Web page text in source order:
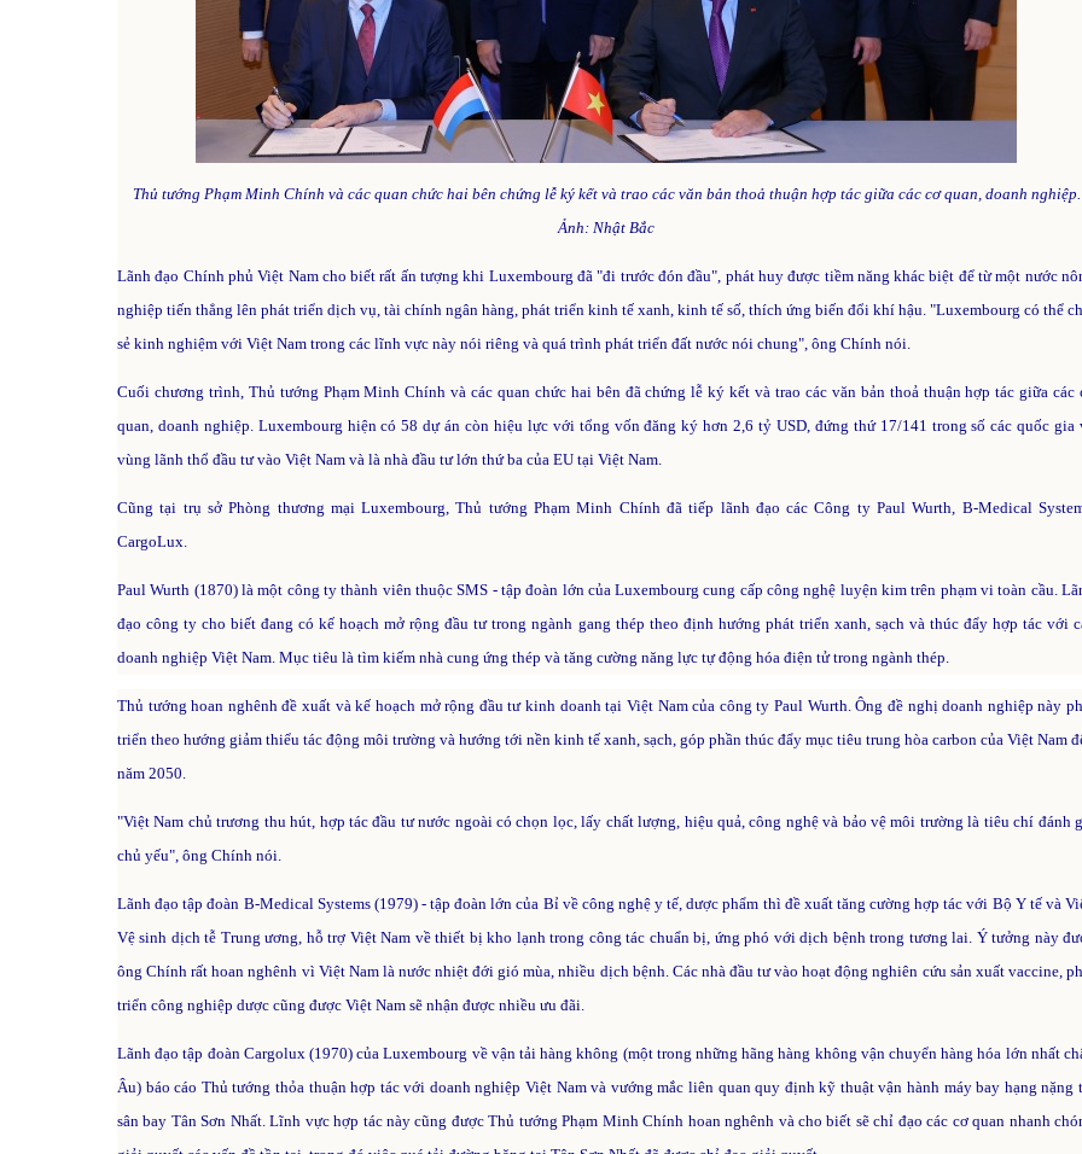
Thủ tướng Phạm Minh Chính và các quan chức hai bên chứng lễ ký kết và trao các văn bản thoả thuận hợp tác giữa các cơ quan, doanh nghiệp.
Ảnh: Nhật Bắc
Lãnh đạo Chính phủ Việt Nam cho biết rất ấn tượng khi Luxembourg đã "đi trước đón đầu", phát huy được tiềm năng khác biệt để từ một nước
nghiệp tiến thẳng lên phát triển dịch vụ, tài chính ngân hàng, phát triển kinh tế xanh, kinh tế số, thích ứng biến đổi khí hậu. "Luxembourg có thể
sẻ kinh nghiệm với Việt Nam trong các lĩnh vực này nói riêng và quá trình phát triển đất nước nói chung", ông Chính nói.
Cuối chương trình, Thủ tướng Phạm Minh Chính và các quan chức hai bên đã chứng lễ ký kết và trao các văn bản thoả thuận hợp tác giữa các
quan, doanh nghiệp. Luxembourg hiện có 58 dự án còn hiệu lực với tổng vốn đăng ký hơn 2,6 tỷ USD, đứng thứ 17/141 trong số các quốc gia
vùng lãnh thổ đầu tư vào Việt Nam và là nhà đầu tư lớn thứ ba của EU tại Việt Nam.
Cũng tại trụ sở Phòng thương mại Luxembourg, Thủ tướng Phạm Minh Chính đã tiếp lãnh đạo các Công ty Paul Wurth, B-Medical
CargoLux.
Paul Wurth (1870) là một công ty thành viên thuộc SMS - tập đoàn lớn của Luxembourg cung cấp công nghệ luyện kim trên phạm vi toàn cầu.
đạo công ty cho biết đang có kế hoạch mở rộng đầu tư trong ngành gang thép theo định hướng phát triển xanh, sạch và thúc đẩy hợp tác với
doanh nghiệp Việt Nam. Mục tiêu là tìm kiếm nhà cung ứng thép và tăng cường năng lực tự động hóa điện tử trong ngành thép.
Thủ tướng hoan nghênh đề xuất và kế hoạch mở rộng đầu tư kinh doanh tại Việt Nam của công ty Paul Wurth. Ông đề nghị doanh nghiệp này
triển theo hướng giảm thiểu tác động môi trường và hướng tới nền kinh tế xanh, sạch, góp phần thúc đẩy mục tiêu trung hòa carbon của Việt Nam
năm 2050.
"Việt Nam chủ trương thu hút, hợp tác đầu tư nước ngoài có chọn lọc, lấy chất lượng, hiệu quả, công nghệ và bảo vệ môi trường là tiêu chí đánh
chủ yếu", ông Chính nói.
Lãnh đạo tập đoàn B-Medical Systems (1979) - tập đoàn lớn của Bỉ về công nghệ y tế, dược phẩm thì đề xuất tăng cường hợp tác với Bộ Y tế và
Vệ sinh dịch tễ Trung ương, hỗ trợ Việt Nam về thiết bị kho lạnh trong công tác chuẩn bị, ứng phó với dịch bệnh trong tương lai. Ý tưởng này
ông Chính rất hoan nghênh vì Việt Nam là nước nhiệt đới gió mùa, nhiều dịch bệnh. Các nhà đầu tư vào hoạt động nghiên cứu sản xuất vaccine,
triển công nghiệp dược cũng được Việt Nam sẽ nhận được nhiều ưu đãi.
Lãnh đạo tập đoàn Cargolux (1970) của Luxembourg về vận tải hàng không (một trong những hãng hàng không vận chuyển hàng hóa lớn nhất
Âu) báo cáo Thủ tướng thỏa thuận hợp tác với doanh nghiệp Việt Nam và vướng mắc liên quan quy định kỹ thuật vận hành máy bay hạng nặng
sân bay Tân Sơn Nhất. Lĩnh vực hợp tác này cũng được Thủ tướng Phạm Minh Chính hoan nghênh và cho biết sẽ chỉ đạo các cơ quan nhanh